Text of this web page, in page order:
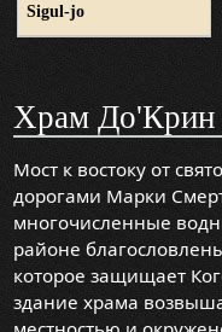
Sigul-jo
Храм До'Крин
Мост к востоку от
дорогами Марки
многочисленные
районе
которое защищает
здание храма